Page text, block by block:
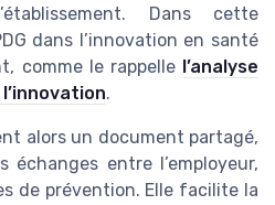
Dans cette
dans l’innovation en santé
comme le rappelle l’analyse
.
alors un document partagé,
entre l’employeur,
de prévention. Elle facilite la